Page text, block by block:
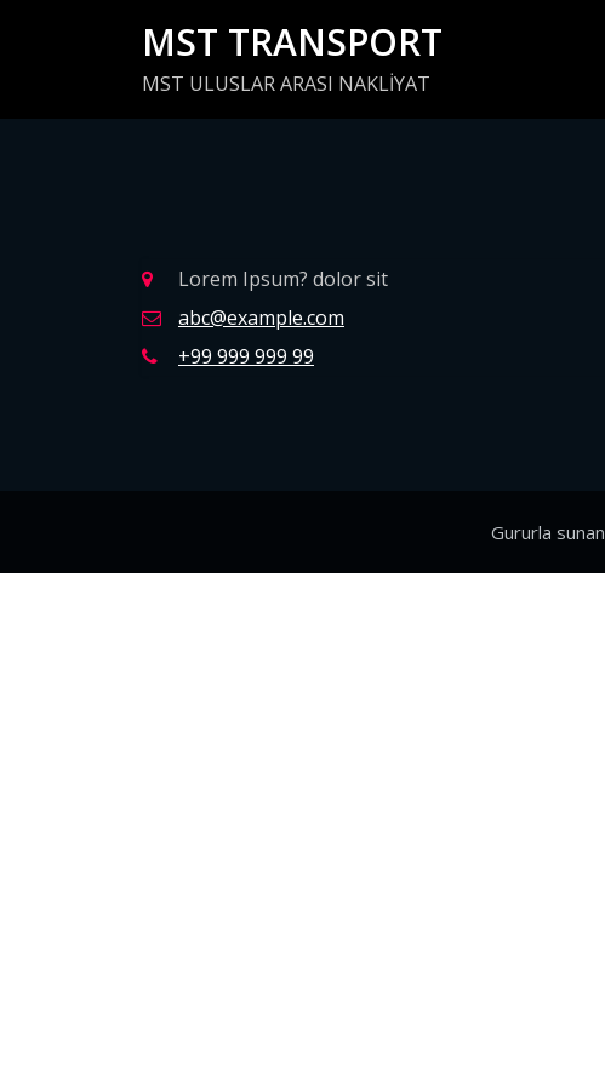
MST TRANSPORT
MST ULUSLAR ARASI NAKLİYAT
Lorem Ipsum? dolor sit
abc@example.com
+99 999 999 99
Gururla sunan